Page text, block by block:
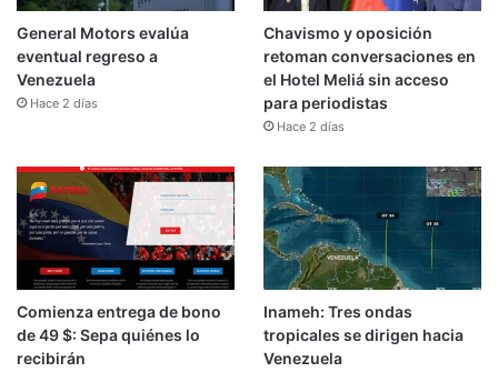
General Motors evalúa
eventual regreso a
Venezuela
Hace 2 días
Chavismo y oposición
retoman conversaciones en
el Hotel Meliá sin acceso
para periodistas
Hace 2 días
Comienza entrega de bono
de 49 $: Sepa quiénes lo
recibirán
Inameh: Tres ondas
tropicales se dirigen hacia
Venezuela